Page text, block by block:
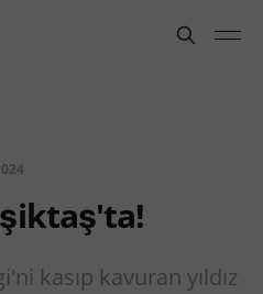
kasıp kavuran yıldız